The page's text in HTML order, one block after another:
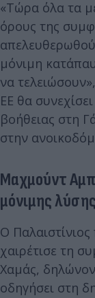
«Τώρα όλα τα
όρους της
μόνιμη
να
ΕΕ θα
βοήθειας στη
στην
Μαχμούντ
μόνιμης λύσης
Ο
χαιρέτισε τη
Χαμάς,
οδηγήσει στη